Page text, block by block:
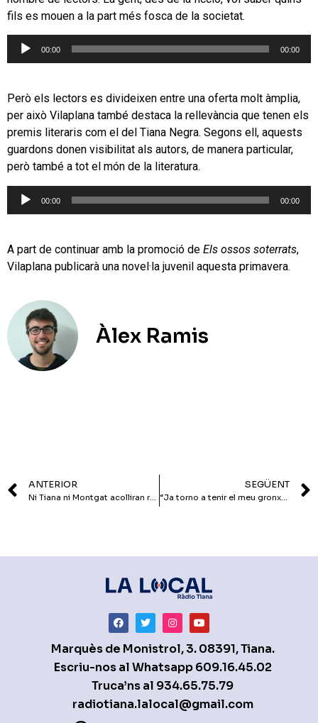
fils es mouen a la part més fosca de la societat.
Reproductor
00:00 00:00
Però els lectors es divideixen entre una oferta molt àmplia,
per això Vilaplana també destaca la rellevància que tenen els
premis literaris com el del Tiana Negra. Segons ell, aquests
guardons donen visibilitat als autors, de manera particular,
però també a tot el món de la literatura.
Reproductor
00:00 00:00
A part de continuar amb la promoció de Els ossos soterrats,
Vilaplana publicarà una novel·la juvenil aquesta primavera.
Àlex Ramis
ANTERIOR
Ni Tiana ni Montgat acolliran refugiats, ara per ara
SEGÜENT
“Ja torno a tenir el meu gronxador de niu”
Marquès de Monistrol, 3. 08391, Tiana.
Escriu-nos al Whatsapp609.16.45.02
Truca’ns al 934.65.75.79
radiotiana.lalocal@gmail.com